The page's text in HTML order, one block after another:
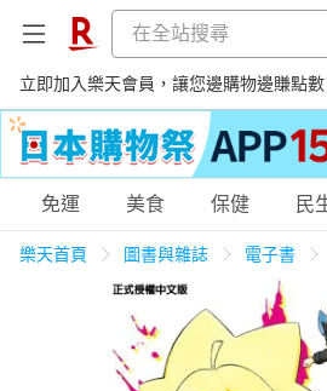
立即加入樂天會員，讓您邊購物邊賺點數
購物網分類
美食蛋糕 養
免運 美食 保健 民
樂天首頁 圖書與雜誌 電子書